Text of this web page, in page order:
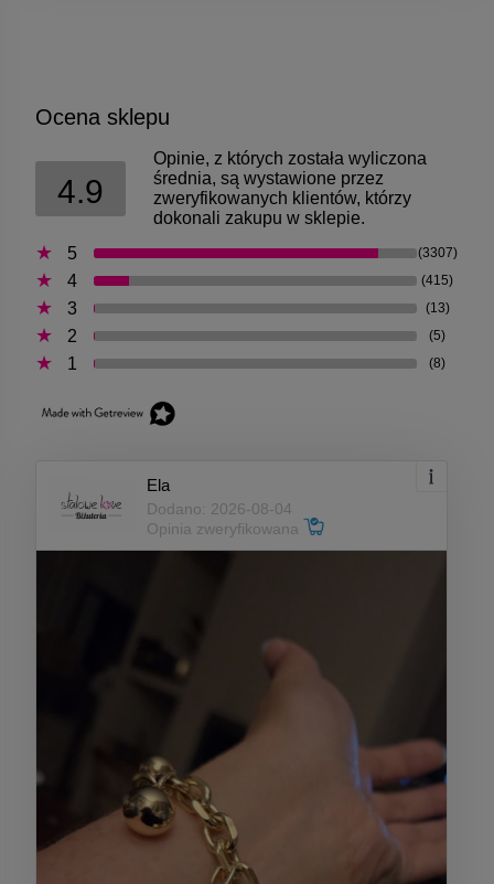
Ocena sklepu
4.9
Opinie, z których została wyliczona
średnia, są wystawione przez
zweryfikowanych klientów, którzy
dokonali zakupu w sklepie.
5
(3307)
4 (415)
3 (13)
2 (5)
1 (8)
Ela
Dodano: 2026-08-04
Opinia zweryfikowana